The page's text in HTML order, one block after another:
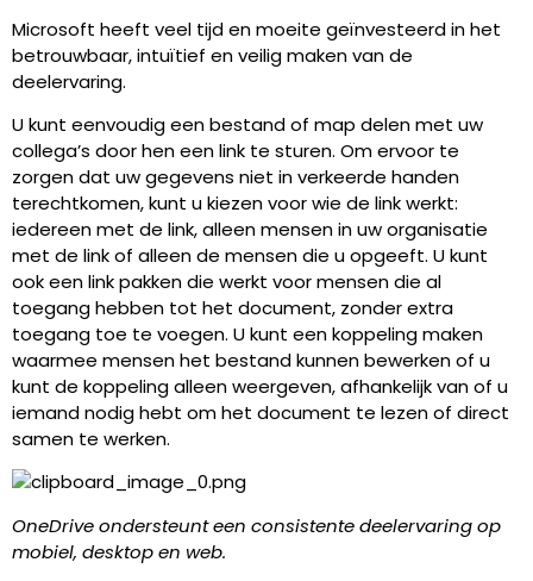
Microsoft heeft veel tijd en moeite geïnvesteerd in het
betrouwbaar, intuïtief en veilig maken van de
deelervaring.
U kunt eenvoudig een bestand of map delen met uw
collega’s door hen een link te sturen. Om ervoor te
zorgen dat uw gegevens niet in verkeerde handen
terechtkomen, kunt u kiezen voor wie de link werkt:
iedereen met de link, alleen mensen in uw organisatie
met de link of alleen de mensen die u opgeeft. U kunt
ook een link pakken die werkt voor mensen die al
toegang hebben tot het document, zonder extra
toegang toe te voegen. U kunt een koppeling maken
waarmee mensen het bestand kunnen bewerken of u
kunt de koppeling alleen weergeven, afhankelijk van of u
iemand nodig hebt om het document te lezen of direct
samen te werken.
OneDrive ondersteunt een consistente deelervaring op
mobiel, desktop en web.